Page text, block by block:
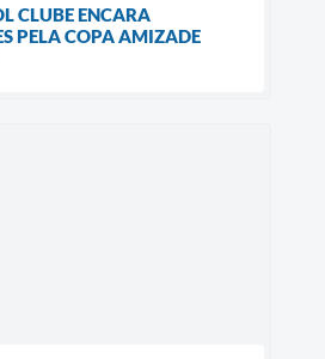
CLUBE ENCARA
PELA COPA AMIZADE